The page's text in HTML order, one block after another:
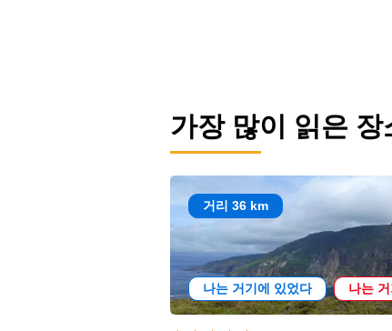
가장 많이 읽은 장
거리 36 km
나는 거기에 있었다 나는